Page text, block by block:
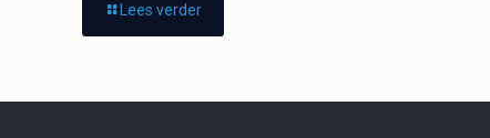
Lees verder